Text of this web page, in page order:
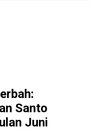
Santo
Juni